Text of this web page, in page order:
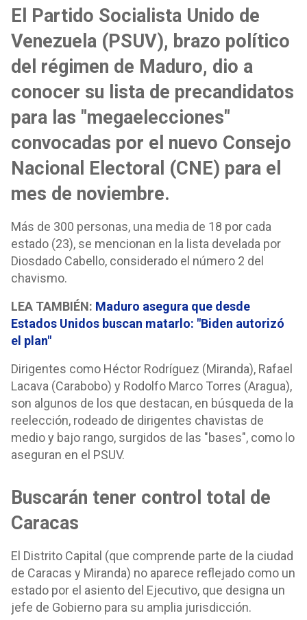
El Partido Socialista Unido de
Venezuela (PSUV), brazo político
del régimen de Maduro, dio a
conocer su lista de precandidatos
para las "megaelecciones"
convocadas por el nuevo Consejo
Nacional Electoral (CNE) para el
mes de noviembre.
Más de 300 personas, una media de 18 por cada
estado (23), se mencionan en la lista develada por
Diosdado Cabello, considerado el número 2 del
chavismo.
LEA TAMBIÉN: Maduro asegura que desde
Estados Unidos buscan matarlo: "Biden autorizó
el plan"
Dirigentes como Héctor Rodríguez (Miranda), Rafael
Lacava (Carabobo) y Rodolfo Marco Torres (Aragua),
son algunos de los que destacan, en búsqueda de la
reelección, rodeado de dirigentes chavistas de
medio y bajo rango, surgidos de las "bases", como lo
aseguran en el PSUV.
Buscarán tener control total de
Caracas
El Distrito Capital (que comprende parte de la ciudad
de Caracas y Miranda) no aparece reflejado como un
estado por el asiento del Ejecutivo, que designa un
jefe de Gobierno para su amplia jurisdicción.